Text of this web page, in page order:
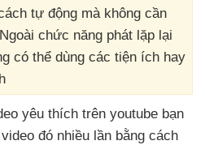
tự động mà không cần
chức năng phát lặp lại
có thể dùng các tiện ích hay
yêu thích trên youtube bạn
đó nhiều lần bằng cách